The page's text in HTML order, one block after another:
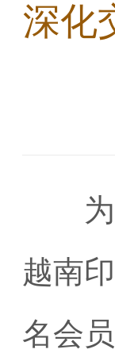
深化
为助
越南
名会